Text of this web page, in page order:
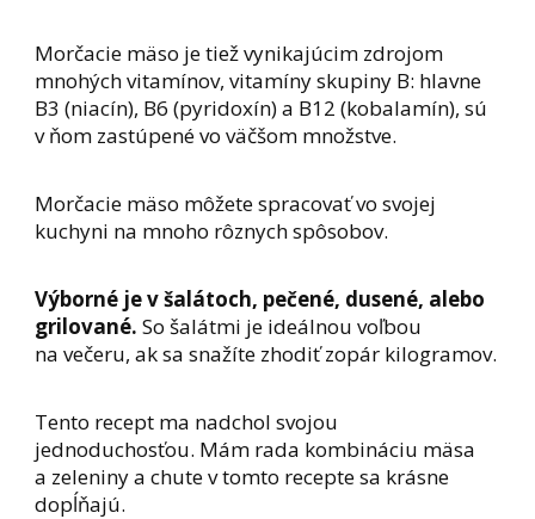
Morčacie mäso je tiež vynikajúcim zdrojom
mnohých vitamínov, vitamíny skupiny B: hlavne
B3 (niacín), B6 (pyridoxín) a B12 (kobalamín), sú
v ňom zastúpené vo väčšom množstve.
Morčacie mäso môžete spracovať vo svojej
kuchyni na mnoho rôznych spôsobov.
Výborné je v šalátoch, pečené, dusené, alebo
grilované. So šalátmi je ideálnou voľbou
na večeru, ak sa snažíte zhodiť zopár kilogramov.
Tento recept ma nadchol svojou
jednoduchosťou. Mám rada kombináciu mäsa
a zeleniny a chute v tomto recepte sa krásne
dopĺňajú.